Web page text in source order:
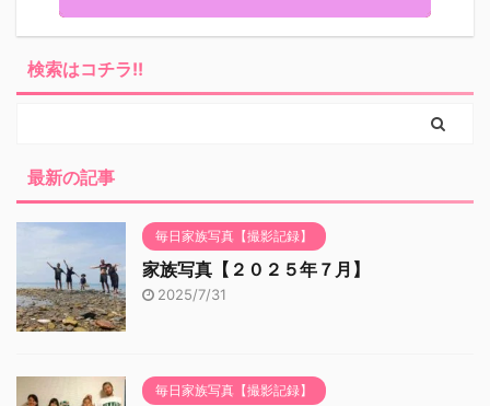
検索はコチラ!!
最新の記事
毎日家族写真【撮影記録】
家族写真【２０２５年７月】
2025/7/31
毎日家族写真【撮影記録】